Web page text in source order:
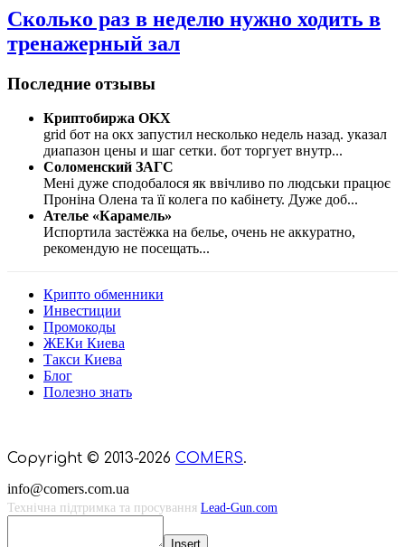
Сколько раз в неделю нужно ходить в
тренажерный зал
Последние отзывы
Криптобиржа OKX
grid бот на окх запустил несколько недель назад. указал
диапазон цены и шаг сетки. бот торгует внутр...
Соломенский ЗАГС
Мені дуже сподобалося як ввічливо по людськи працює
Проніна Олена та її колега по кабінету. Дуже доб...
Ателье «Карамель»
Испортила застёжка на белье, очень не аккуратно,
рекомендую не посещать...
Крипто обменники
Инвестиции
Промокоды
ЖЕКи Киева
Такси Киева
Блог
Полезно знать
Copyright © 2013-2026 COMERS.
info@comers.com.ua
Технічна підтримка та просування Lead-Gun.com
Insert